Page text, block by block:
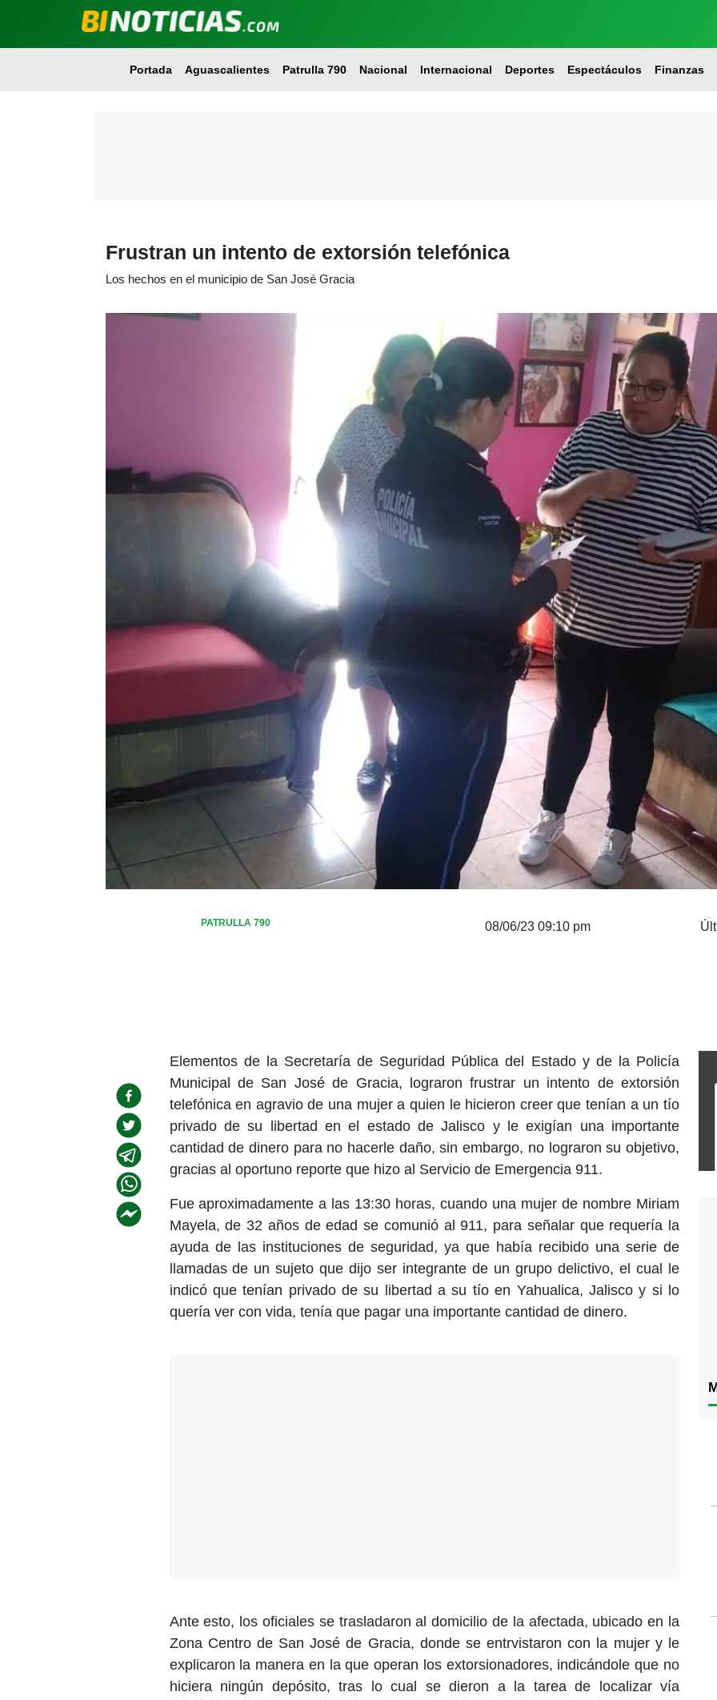
Portada Aguascalientes Patrulla 790 Nacional Internacional Deportes Espectáculos Finanzas
Frustran un intento de extorsión telefónica
Los hechos en el municipio de San José Gracia
PATRULLA 790 08/06/23 09:10 pm
Elementos de la Secretaría de Seguridad Pública del Estado y de la Policía
Municipal de San José de Gracia, lograron frustrar un intento de extorsión
telefónica en agravio de una mujer a quien le hicieron creer que tenían a un tío
privado de su libertad en el estado de Jalisco y le exigían una importante
cantidad de dinero para no hacerle daño, sin embargo, no lograron su objetivo,
gracias al oportuno reporte que hizo al Servicio de Emergencia 911.
Fue aproximadamente a las 13:30 horas, cuando una mujer de nombre Miriam
Mayela, de 32 años de edad se comunió al 911, para señalar que requería la
ayuda de las instituciones de seguridad, ya que había recibido una serie de
llamadas de un sujeto que dijo ser integrante de un grupo delictivo, el cual le
indicó que tenían privado de su libertad a su tío en Yahualica, Jalisco y si lo
quería ver con vida, tenía que pagar una importante cantidad de dinero.
Ante esto, los oficiales se trasladaron al domicilio de la afectada, ubicado en la
Zona Centro de San José de Gracia, donde se entrvistaron con la mujer y le
explicaron la manera en la que operan los extorsionadores, indicándole que no
hiciera ningún depósito, tras lo cual se dieron a la tarea de localizar vía